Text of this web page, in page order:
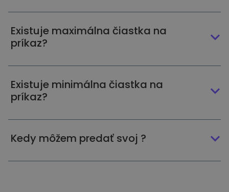
Existuje maximálna čiastka na
príkaz?
Existuje minimálna čiastka na
príkaz?
Kedy môžem predať svoj ?